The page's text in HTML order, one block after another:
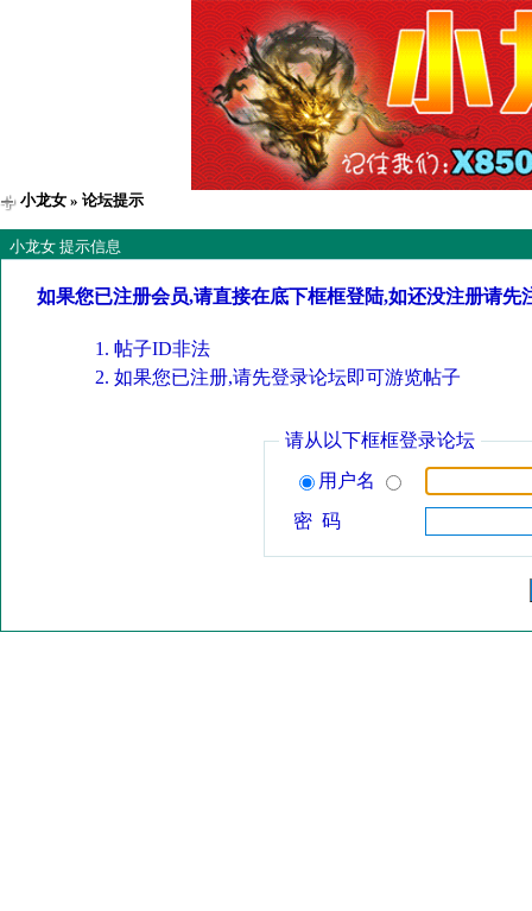
小龙女 » 论坛提示
小龙女 提示信息
如果您已注册会员,请直接在底下框框登陆,如还没注册请先
帖子ID非法
如果您已注册,请先登录论坛即可游览帖子
请从以下框框登录论坛
用户名
密 码